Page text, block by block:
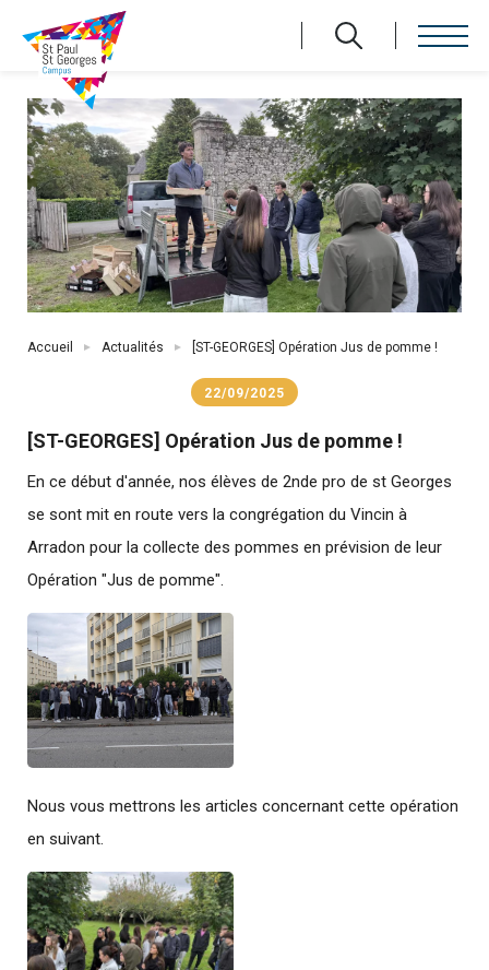
contenu
principal
Fil
Accueil Actualités [ST-GEORGES] Opération Jus de pomme !
22/09/2025
[ST-GEORGES] Opération Jus de pomme !
En ce début d'année, nos élèves de 2nde pro de st Georges
se sont mit en route vers la congrégation du Vincin à
Arradon pour la collecte des pommes en prévision de leur
Opération "Jus de pomme".
Nous vous mettrons les articles concernant cette opération
en suivant.